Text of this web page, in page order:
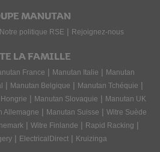
MANUTAN
Notre politique RSE | Rejoignez-nous
LA FAMILLE
France | Manutan Italie | Manutan
| Manutan Belgique | Manutan Tchéquie |
| Manutan Slovaquie | Manutan UK
Allemagne | Manutan Suisse | Witre Suède
| Witre Finlande | Rapid Racking |
| ElectricalDirect | Kruizinga